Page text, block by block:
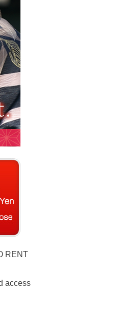
RENT
access